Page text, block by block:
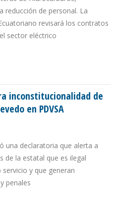
reducción de personal. La
revisará los contratos
sector eléctrico
inconstitucionalidad de
en PDVSA
una declaratoria que alerta a
de la estatal que es ilegal
y que generan
penales